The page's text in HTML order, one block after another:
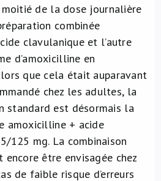
moitié de la dose journalière
combinée
clavulanique et l’autre
d’amoxicilline en
que cela était auparavant
chez les adultes, la
standard est désormais la
amoxicilline + acide
125 mg. La combinaison
encore être envisagée chez
de faible risque d’erreurs